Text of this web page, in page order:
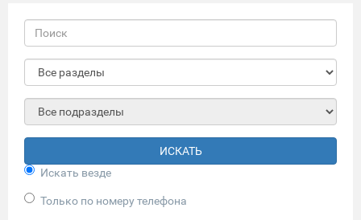
ИСКАТЬ
Искать везде
Только по номеру телефона